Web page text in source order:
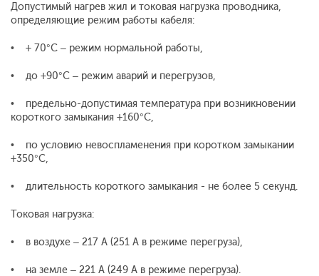
Допустимый нагрев жил и токовая нагрузка проводника,
определяющие режим работы кабеля:
• + 70°С – режим нормальной работы,
• до +90°С – режим аварий и перегрузов,
• предельно-допустимая температура при возникновении
короткого замыкания +160°С,
• по условию невоспламенения при коротком замыкании
+350°С,
• длительность короткого замыкания - не более 5 секунд.
Токовая нагрузка:
• в воздухе – 217 А (251 А в режиме перегруза),
• на земле – 221 А (249 А в режиме перегруза).